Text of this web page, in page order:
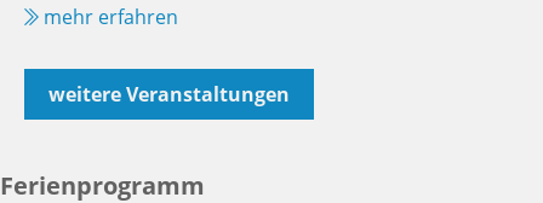
mehr erfahren
weitere Veranstaltungen
Ferienprogramm